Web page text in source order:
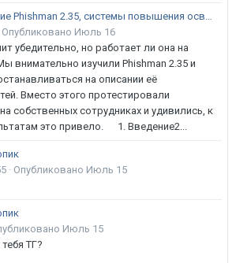
Тестирование Phishman 2.35, системы повышения осведомлённости пользователей в сфере ИБ
Опубликовано Июль 16
убедительно, но работает ли она на
внимательно изучили Phishman 2.35 и
на описании её
Вместо этого протестировали
собственных сотрудниках и удивились, к
это привело. 1. Введение2...
· Опубликовано Июль 15
Июль 15
тебя ТГ?